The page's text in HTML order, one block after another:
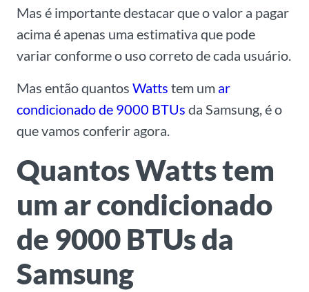
Mas é importante destacar que o valor a pagar
acima é apenas uma estimativa que pode
variar conforme o uso correto de cada usuário.
Mas então quantos Watts tem um ar
condicionado de 9000 BTUs da Samsung, é o
que vamos conferir agora.
Quantos Watts tem
um ar condicionado
de 9000 BTUs da
Samsung